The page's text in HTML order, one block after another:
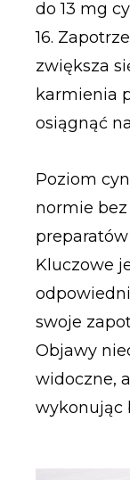
do 13 mg
16.
zwiększa
karmienia
osiągnąć
Poziom
normie
Kluczowe
swoje
Objawy
widoczne,
wykonując